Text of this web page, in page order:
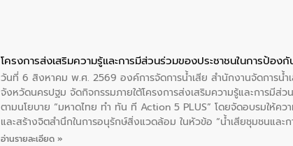
โครงการส่งเสริมความรู้และการมีส่วนร่วมของประชาชนในการป้อง
วันที่ 6 สิงหาคม พ.ศ. 2569 องค์การจัดการน้ำเสีย สำนักงานจัดการน้
จังหวัดนครปฐม จัดกิจกรรมภายใต้โครงการส่งเสริมความรู้และการมีส่
ตามนโยบาย “มหาดไทย ทำ ทัน ที Action 5 PLUS” โดยจัดอบรมให้คว
และสร้างจิตสำนึกในการอนุรักษ์สิ่งแวดล้อม ในหัวข้อ “น้ำเสียชุมชนและ
ของน้ำเสีย แนวทางการลดการเกิดน้ำเสียจากแหล่งกำเนิด การบำบัดน้
อ่านรายละเอียด »